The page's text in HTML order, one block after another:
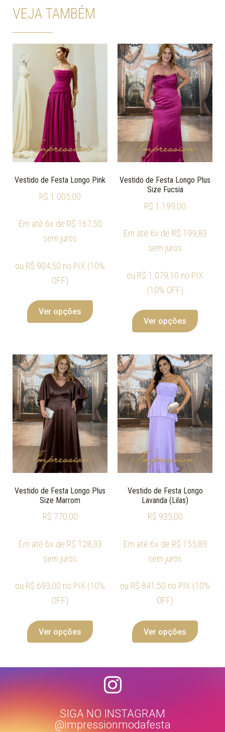
VEJA TAMBÉM
Vestido de Festa Longo Pink
R$ 1.005,00
Em até 6x de R$ 167,50
sem juros
ou R$ 904,50 no PIX (10%
OFF)
Ver opções
Vestido de Festa Longo Plus
Size Fucsia
R$ 1.199,00
Em até 6x de R$ 199,83
sem juros
ou R$ 1.079,10 no PIX
(10% OFF)
Ver opções
Vestido de Festa Longo Plus
Size Marrom
R$ 770,00
Em até 6x de R$ 128,33
sem juros
ou R$ 693,00 no PIX (10%
OFF)
Ver opções
Vestido de Festa Longo
Lavanda (Lilas)
R$ 935,00
Em até 6x de R$ 155,83
sem juros
ou R$ 841,50 no PIX (10%
OFF)
Ver opções
SIGA NO INSTAGRAM
@impressionmodafesta